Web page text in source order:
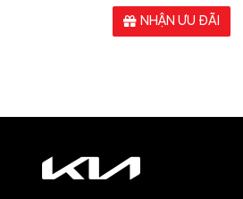
NHẬN ƯU ĐÃI